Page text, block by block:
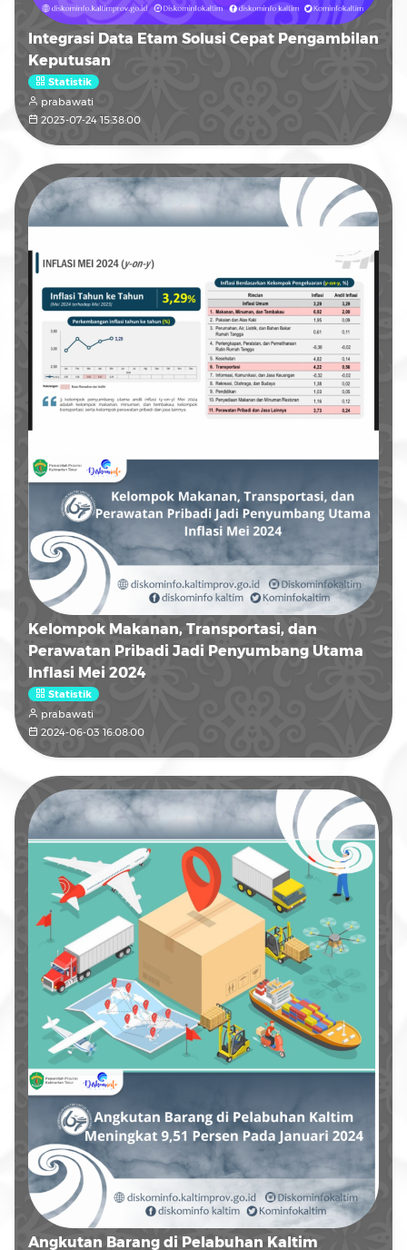
Integrasi Data Etam Solusi Cepat Pengambilan
Keputusan
Statistik
prabawati
2023-07-24 15:38:00
Kelompok Makanan, Transportasi, dan
Perawatan Pribadi Jadi Penyumbang Utama
Inflasi Mei 2024
Statistik
prabawati
2024-06-03 16:08:00
Angkutan Barang di Pelabuhan Kaltim